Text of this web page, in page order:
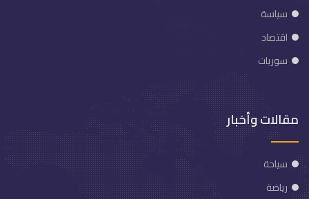
سياسة
اقتصاد
سوريات
مقالات وأخبار
سياحة
رياضة